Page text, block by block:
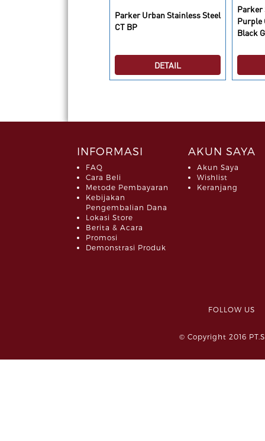
Parker Urban Stainless Steel
CT BP
DETAIL
Parker
Purple
Black
INFORMASI
FAQ
Cara Beli
Metode Pembayaran
Kebijakan
Pengembalian Dana
Lokasi Store
Berita & Acara
Promosi
Demonstrasi Produk
AKUN SAYA
Akun Saya
Wishlist
Keranjang
FOLLOW
© Copyright 2016